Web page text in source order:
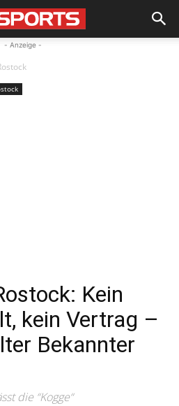
- Anzeige -
Kein
kein Vertrag –
Bekannter
die “Kogge“